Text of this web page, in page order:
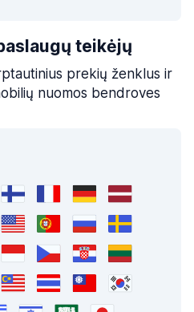
teikėjų
prekių ženklus ir
nuomos bendroves